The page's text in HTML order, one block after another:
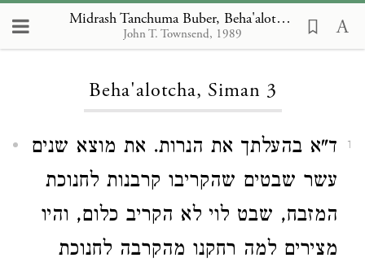
Midrash Tanchuma Buber, Beha'alotcha 3
John T. Townsend, 1989
Loading...
Beha'alotcha, Siman 3
1
ד"א בהעלתך את הנרות. את מוצא שנים
עשר שבטים שהקריבו קרבנות לחנוכת
המזבח, שבט לוי לא הקריב כלום, והיו
מצירים למה רחקנו מהקרבה לחנוכת